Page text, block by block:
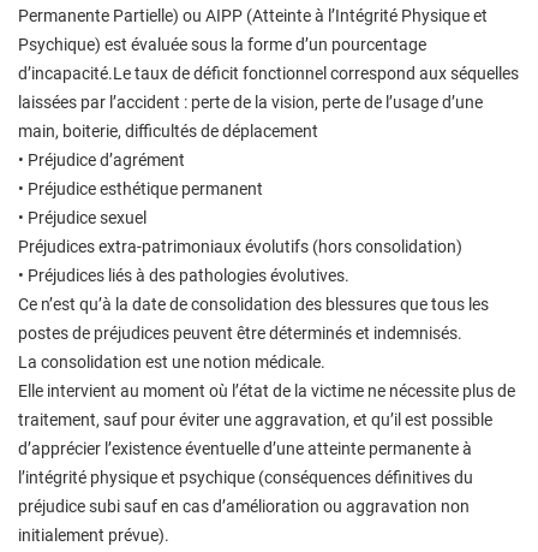
Permanente Partielle) ou AIPP (Atteinte à l’Intégrité Physique et
Psychique) est évaluée sous la forme d’un pourcentage
d’incapacité.Le taux de déficit fonctionnel correspond aux séquelles
laissées par l’accident : perte de la vision, perte de l’usage d’une
main, boiterie, difficultés de déplacement
• Préjudice d’agrément
• Préjudice esthétique permanent
• Préjudice sexuel
Préjudices extra-patrimoniaux évolutifs (hors consolidation)
• Préjudices liés à des pathologies évolutives.
Ce n’est qu’à la date de consolidation des blessures que tous les
postes de préjudices peuvent être déterminés et indemnisés.
La consolidation est une notion médicale.
Elle intervient au moment où l’état de la victime ne nécessite plus de
traitement, sauf pour éviter une aggravation, et qu’il est possible
d’apprécier l’existence éventuelle d’une atteinte permanente à
l’intégrité physique et psychique (conséquences définitives du
préjudice subi sauf en cas d’amélioration ou aggravation non
initialement prévue).